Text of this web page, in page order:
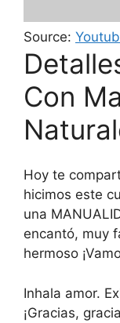
Source:
Con
Hoy te
hicimos este
una
encantó, muy
hermoso
Inhala amor.
¡Gracias,